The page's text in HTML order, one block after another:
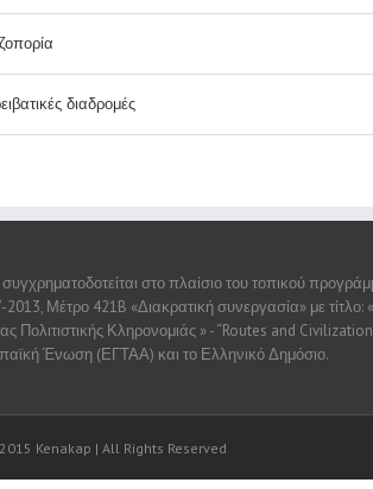
διαδρομές
στο πλαίσιο του τοπικού
Μέτρο 421B «Διακρατική συνεργασία» με τίτλο:
Πολιτιστικής Κληρονομιάς » - “Routes and
Ένωση (ΕΓΤΑΑ) και το Ελληνικό Δημόσιο.
Kenakap | All Rights Reserved